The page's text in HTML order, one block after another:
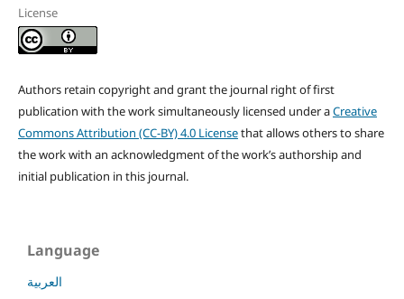
License
Authors retain copyright and grant the journal right of first
publication with the work simultaneously licensed under aCreative
Commons Attribution (CC-BY) 4.0 Licensethat allows others to share
the work with an acknowledgment of the work’s authorship and
initial publication in this journal.
Language
العربية